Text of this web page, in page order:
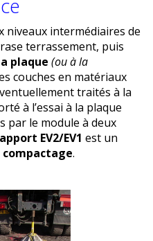
niveaux intermédiaires de
terrassement, puis
plaque (ou à la
couches en matériaux
traités à la
à l’essai à la plaque
par le module à deux
EV2/EV1 est un
.